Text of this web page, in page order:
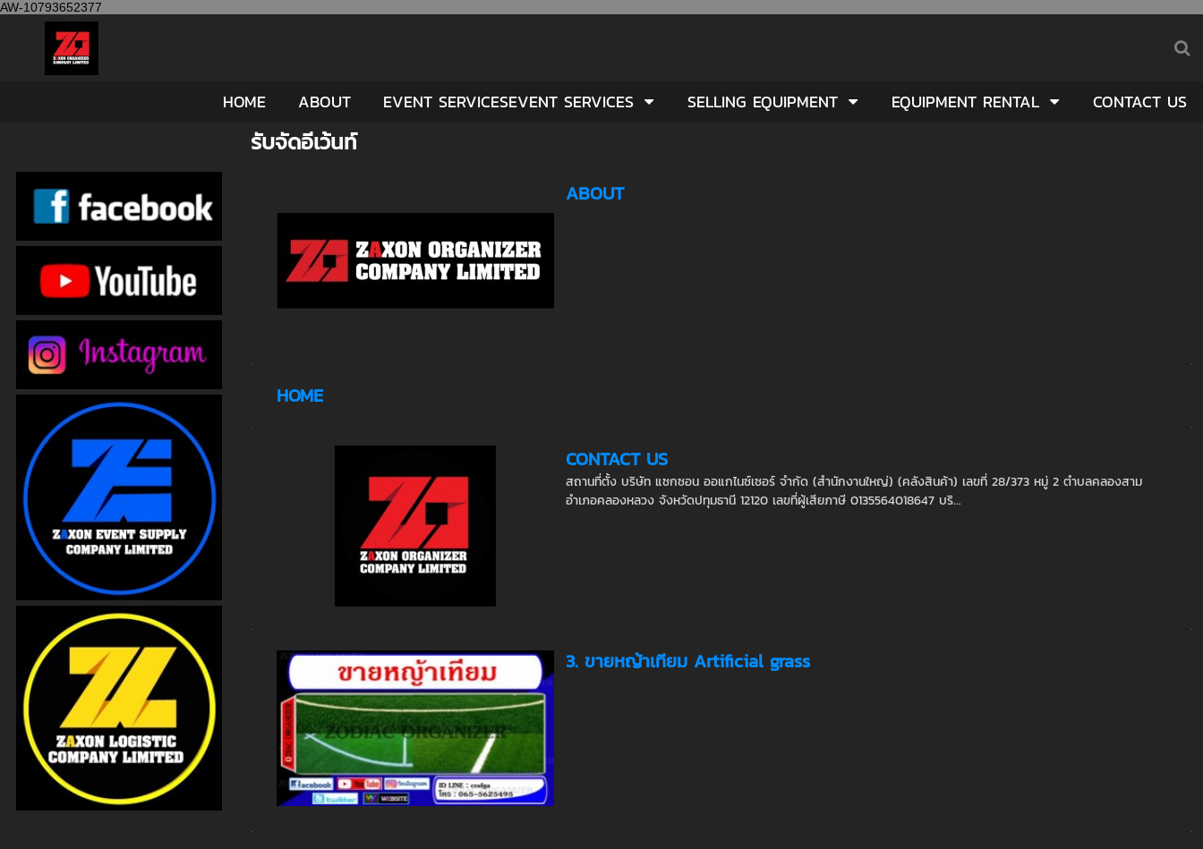
AW-10793652377
HOME ABOUT EVENT SERVICESEVENT SERVICES SELLING EQUIPMENT EQUIPMENT RENTAL CONTACT US
รับจัดอีเว้นท์
ABOUT
HOME
CONTACT US
สถานที่ตั้ง บริษัท แซกซอน ออแกไนซ์เซอร์ จำกัด (สำนักงานใหญ่) (คลังสินค้า) เลขที่ 28/373 หมู่ 2 ตำบลคลองสาม
อำเภอคลองหลวง จังหวัดปทุมธานี 12120 เลขที่ผู้เสียภาษี 0135564018647 บริ...
3. ขายหญ้าเทียม Artificial grass